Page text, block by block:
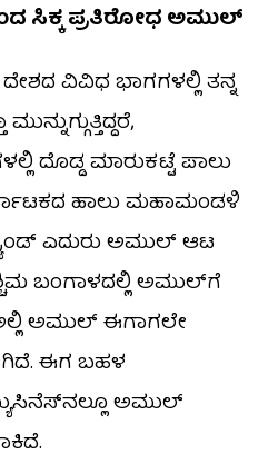
ಸಿಕ್ಕ ಪ್ರತಿರೋಧ ಅಮುಲ್​
ವಿವಿಧ ಭಾಗಗಳಲ್ಲಿ ತನ್ನ
ದೊಡ್ಡ ಮಾರುಕಟ್ಟೆ ಪಾಲು
ಹಾಲು ಮಹಾಮಂಡಳಿ
ಎದುರು ಅಮುಲ್ ಆಟ
ಬಂಗಾಳದಲ್ಲಿ ಅಮುಲ್​ಗೆ
ಅಮುಲ್ ಈಗಾಗಲೇ
ಈಗ ಬಹಳ
ಅಮುಲ್